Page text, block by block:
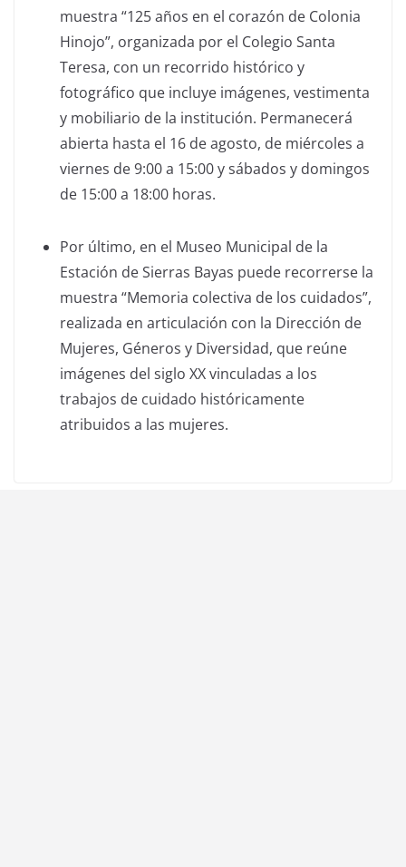
muestra “125 años en el corazón de Colonia
Hinojo”, organizada por el Colegio Santa
Teresa, con un recorrido histórico y
fotográfico que incluye imágenes, vestimenta
y mobiliario de la institución. Permanecerá
abierta hasta el 16 de agosto, de miércoles a
viernes de 9:00 a 15:00 y sábados y domingos
de 15:00 a 18:00 horas.
Por último, en el Museo Municipal de la
Estación de Sierras Bayas puede recorrerse la
muestra “Memoria colectiva de los cuidados”,
realizada en articulación con la Dirección de
Mujeres, Géneros y Diversidad, que reúne
imágenes del siglo XX vinculadas a los
trabajos de cuidado históricamente
atribuidos a las mujeres.